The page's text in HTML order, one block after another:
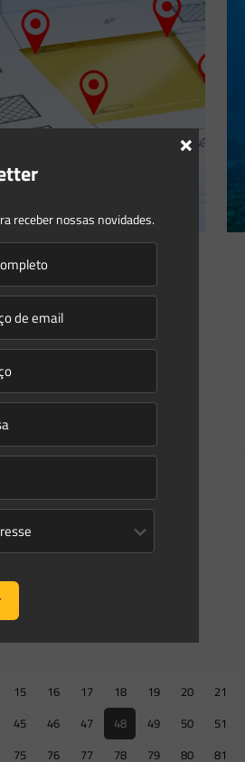
10/04/2023
pública
e
sujeitos a
e
regulatório de
Austrália
do licenciamento ambiental e
refere à gestão da
por infraestrutura pública
[…]
15 16 17 18 19 20 21
45 46 47 48 49 50 51
75 76 77 78 79 80 81
receber nossas novidades.
×